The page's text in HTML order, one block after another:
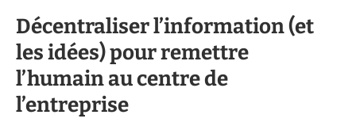
Décentraliser l’information (et
les idées) pour remettre
l’humain au centre de
l’entreprise